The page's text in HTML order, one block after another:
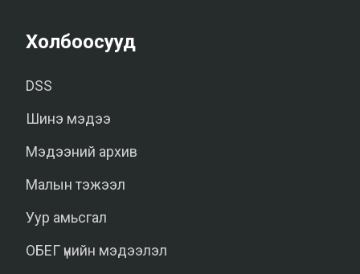
Холбоосууд
DSS
Шинэ мэдээ
Мэдээний архив
Малын тэжээл
Уур амьсгал
ОБЕГ үнийн мэдээлэл